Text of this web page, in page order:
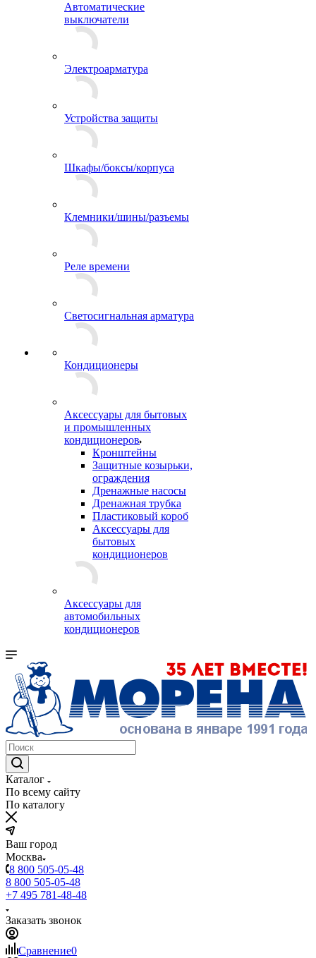
Автоматические
выключатели
Электроарматура
Устройства защиты
Шкафы/боксы/корпуса
Клемники/шины/разъемы
Реле времени
Светосигнальная арматура
Кондиционеры
Аксессуары для бытовых
и промышленных
кондиционеров
Кронштейны
Защитные козырьки,
ограждения
Дренажные насосы
Дренажная трубка
Пластиковый короб
Аксессуары для
бытовых
кондиционеров
Аксессуары для
автомобильных
кондиционеров
Каталог
По всему сайту
По каталогу
Ваш город
Москва
8 800 505-05-48
8 800 505-05-48
+7 495 781-48-48
Заказать звонок
Сравнение0